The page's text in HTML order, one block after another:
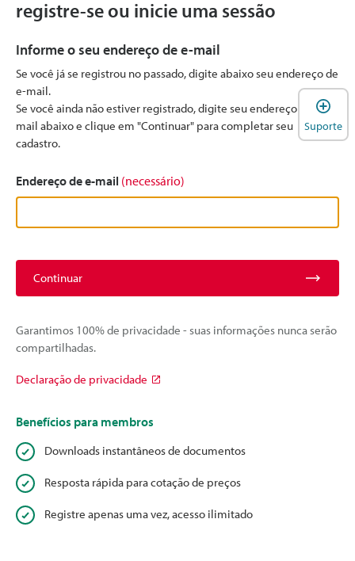
registre-se ou inicie uma sessão
Informe o seu endereço de e-mail
Se você já se registrou no passado, digite abaixo seu endereço de
e-mail.
Se você ainda não estiver registrado, digite seu endereço de e-
mail abaixo e clique em "Continuar" para completar seu
cadastro.
Endereço de e-mail (necessário)
Continuar
Garantimos 100% de privacidade - suas informações nunca serão
compartilhadas.
Declaração de privacidade
Benefícios para membros
Downloads instantâneos de documentos
Resposta rápida para cotação de preços
Registre apenas uma vez, acesso ilimitado
Suporte